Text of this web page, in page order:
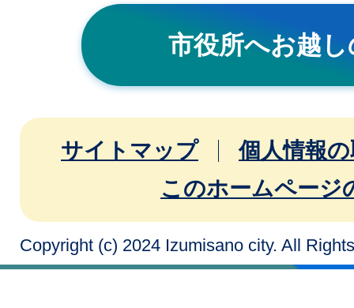
市役所へお越
サイトマップ
個人情報
このホームページ
Copyright (c) 2024 Izumisano city. All